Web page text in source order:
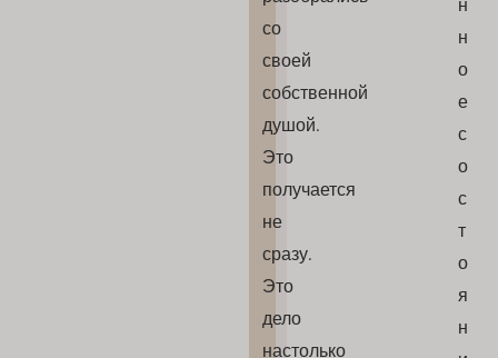
со
своей
собственной
душой.
Это
получается
не
сразу.
Это
дело
настолько
н
о
е
с
о
с
т
о
я
н